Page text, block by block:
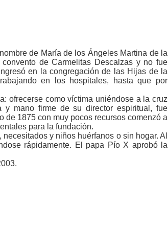
de María de los Ángeles Martina de la
de Carmelitas Descalzas y no fue
en la congregación de las Hijas de la
en los hospitales, hasta que por
ofrecerse como víctima uniéndose a la cruz
mano firme de su director espiritual, fue
1875 con muy pocos recursos comenzó a
para la fundación.
y niños huérfanos o sin hogar. Al
rápidamente. El papa Pío X aprobó la